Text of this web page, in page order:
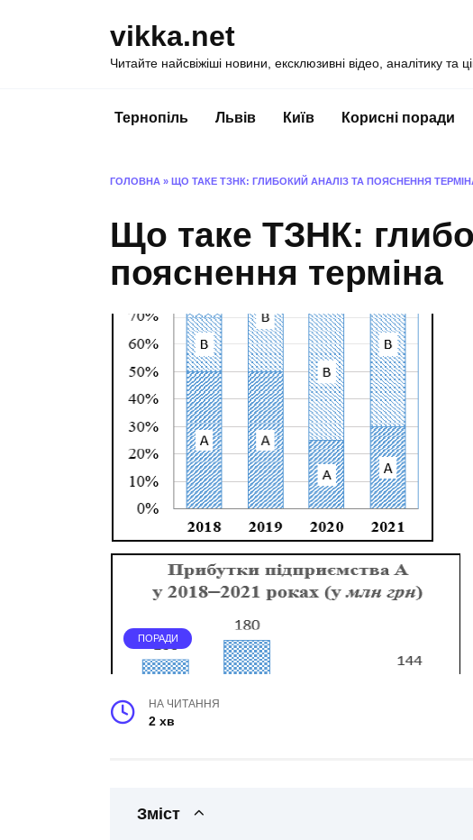
vikka.net
Читайте найсвіжіші новини, ексклюзивні відео, аналітику
Тернопіль Львів Київ Корисні поради
ГОЛОВНА » ЩО ТАКЕ ТЗНК: ГЛИБОКИЙ АНАЛІЗ ТА ПОЯСНЕННЯ
Що таке ТЗНК:
пояснення терміна
ПОРАДИ
НА ЧИТАННЯ
2 хв
Зміст